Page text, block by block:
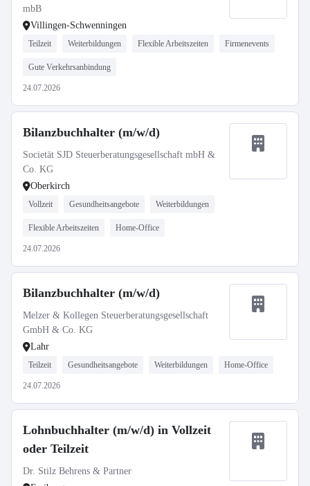
mbB
Villingen-Schwenningen
Teilzeit Weiterbildungen Flexible Arbeitszeiten Firmenevents
Gute Verkehrsanbindung
24.07.2026
Bilanzbuchhalter (m/w/d)
Societät SJD Steuerberatungsgesellschaft mbH &
Co. KG
Oberkirch
Vollzeit Gesundheitsangebote Weiterbildungen
Flexible Arbeitszeiten Home-Office
24.07.2026
Bilanzbuchhalter (m/w/d)
Melzer & Kollegen Steuerberatungsgesellschaft
GmbH & Co. KG
Lahr
Teilzeit Gesundheitsangebote Weiterbildungen Home-Office
24.07.2026
Lohnbuchhalter (m/w/d) in Vollzeit
oder Teilzeit
Dr. Stilz Behrens & Partner